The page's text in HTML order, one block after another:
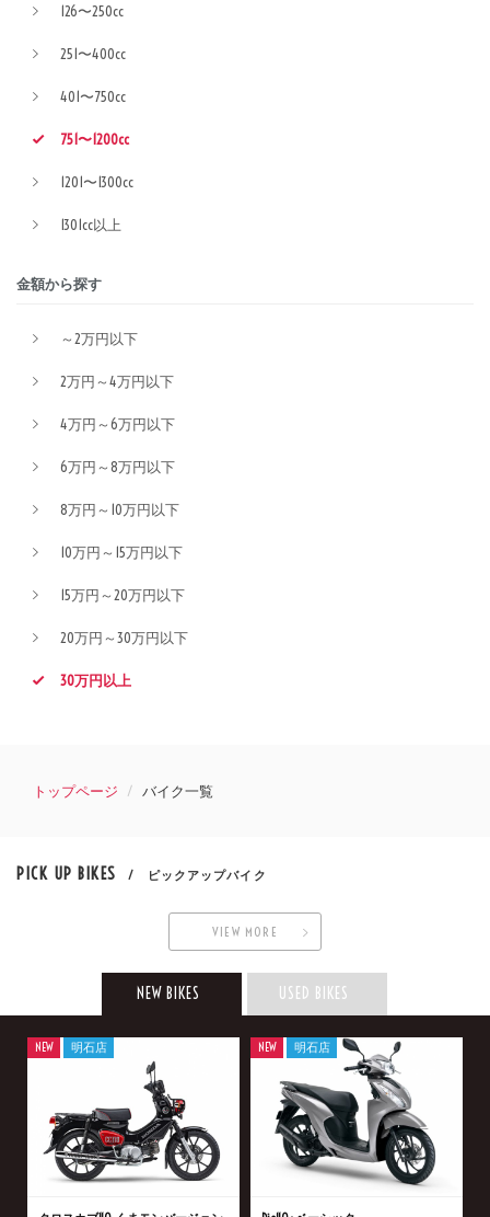
126〜250cc
251〜400cc
401〜750cc
751〜1200cc
1201〜1300cc
1301cc以上
金額から探す
～2万円以下
2万円～4万円以下
4万円～6万円以下
6万円～8万円以下
8万円～10万円以下
10万円～15万円以下
15万円～20万円以下
20万円～30万円以下
30万円以上
トップページ バイク一覧
PICK UP BIKES / ピックアップバイク
VIEW MORE
NEW BIKES USED BIKES
NEW 明石店 NEW 明石店